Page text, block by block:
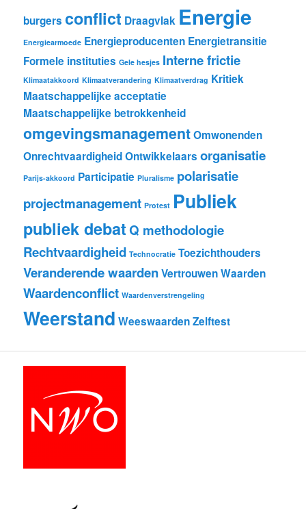
burgers conflict Draagvlak Energie
Energiearmoede Energieproducenten Energietransitie
Formele instituties Gele hesjes Interne frictie
Klimaatakkoord Klimaatverandering Klimaatverdrag Kritiek
Maatschappelijke acceptatie
Maatschappelijke betrokkenheid
omgevingsmanagementOmwonenden
OnrechtvaardigheidOntwikkelaars organisatie
Parijs-akkoord Participatie Pluralisme polarisatie
projectmanagement Protest Publiek
publiek debatQ methodologie
Rechtvaardigheid Technocratie Toezichthouders
Veranderende waardenVertrouwenWaarden
Waardenconflict Waardenverstrengeling
Weerstand WeeswaardenZelftest